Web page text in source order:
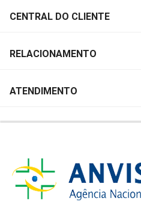
CENTRAL DO CLIENTE
RELACIONAMENTO
ATENDIMENTO